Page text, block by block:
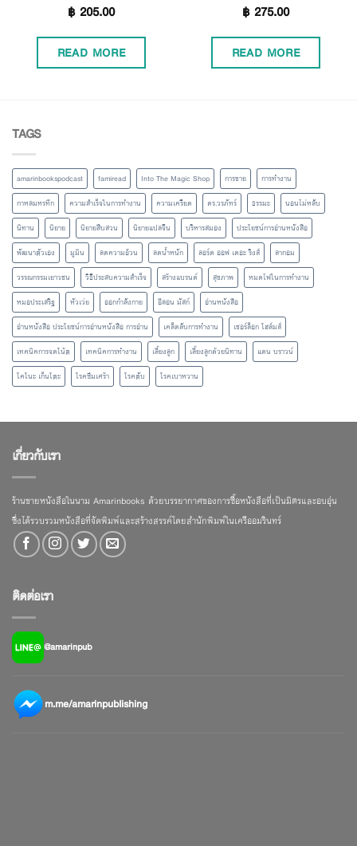
฿205.00
READ MORE
฿275.00
READ MORE
TAGS
amarinbookspodcast famiread Into The Magic Shop การขาย
การทำงาน
กาหลมหรทึก
ความสำเร็จในการทำงาน ความเครียด ดร.วรภัทร์ ธรรมะ
นอนไม่หลับ
นิทาน
นิยาย นิยายสืบสวน นิยายแปลจีน บริหารสมอง
ประโยชน์การอ่านหนังสือ
พัฒนาตัวเอง
มูมิน ลดความอ้วน ลดน้ำหนัก ลอร์ด ออฟ เดอะ ริงส์
ลากอม
วรรณกรรมเยาวชน
วิธีประสบความสำเร็จ สร้างแบรนด์ สุขภาพ
หมดไฟในการทำงาน
หมอประเสริฐ
หัวเว่ย ออกกำลังกาย อีลอน มัสก์
อ่านหนังสือ
อ่านหนังสือ ประโยชน์การอ่านหนังสือ การอ่าน
เคล็ดลับการทำงาน
เชอร์ล็อก โฮล์มส์
เทคนิคการจดโน้ต
เทคนิคการทำงาน เลี้ยงลูก เลี้ยงลูกด้วยนิทาน
แดน บราวน์
โคโนะ เก็นโตะ
โรคซึมเศร้า โรคตับ โรคเบาหวาน
เกี่ยวกับเรา
ร้านขายหนังสือในนาม Amarinbooks ด้วยบรรยากาศของการซื้อหนังสือที่เป็นมิตรและอบอุ่น
ซึ่งได้รวบรวมหนังสือที่จัดพิมพ์และสร้างสรรค์โดยสำนักพิมพ์ในเครืออมรินทร์
ติดต่อเรา
@amarinpub
m.me/amarinpublishing